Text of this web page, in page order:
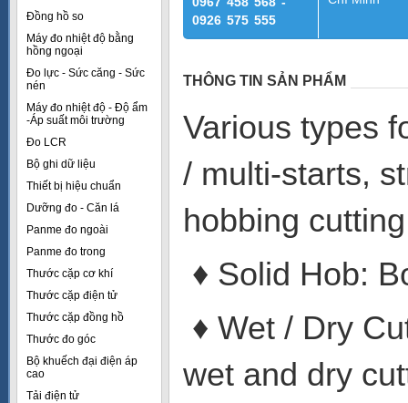
Đồng hồ so
Máy đo nhiệt độ bằng
hồng ngoại
Đo lực - Sức căng - Sức
nén
Máy đo nhiệt độ - Độ ẩm
-Áp suất môi trường
Đo LCR
Bộ ghi dữ liệu
Thiết bị hiệu chuẩn
Dưỡng đo - Căn lá
Panme đo ngoài
Panme đo trong
Thước cặp cơ khí
Thước cặp điện tử
Thước cặp đồng hồ
Thước đo góc
Bộ khuếch đại điện áp
cao
Tải điện tử
0926 575 555
THÔNG TIN SẢN PHẨM
Various types
/ multi-starts,
hobbing
♦ Solid Hob:
♦ Wet / Dry
wet and dry